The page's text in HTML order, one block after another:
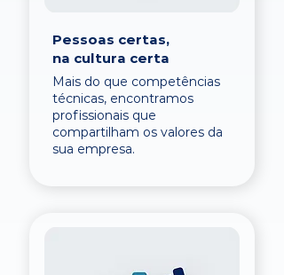
Pessoas certas,
na cultura certa
Mais do que competências
técnicas, encontramos
profissionais que
compartilham os valores da
sua empresa.